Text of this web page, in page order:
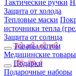
Тактические ручки
Защита от холода
Тепловые маски
источники тепла
Защита от солнца
Товары оптом
Медицинские
Подарки
Подарочные наборы